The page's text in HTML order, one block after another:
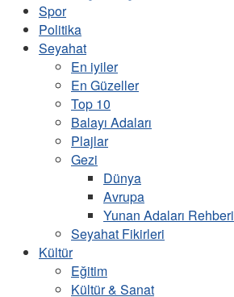
Spor
Politika
Seyahat
En iyiler
En Güzeller
Top 10
Balayı Adaları
Plajlar
Gezi
Dünya
Avrupa
Yunan Adaları Rehberi
Seyahat Fikirleri
Kültür
Eğitim
Kültür & Sanat